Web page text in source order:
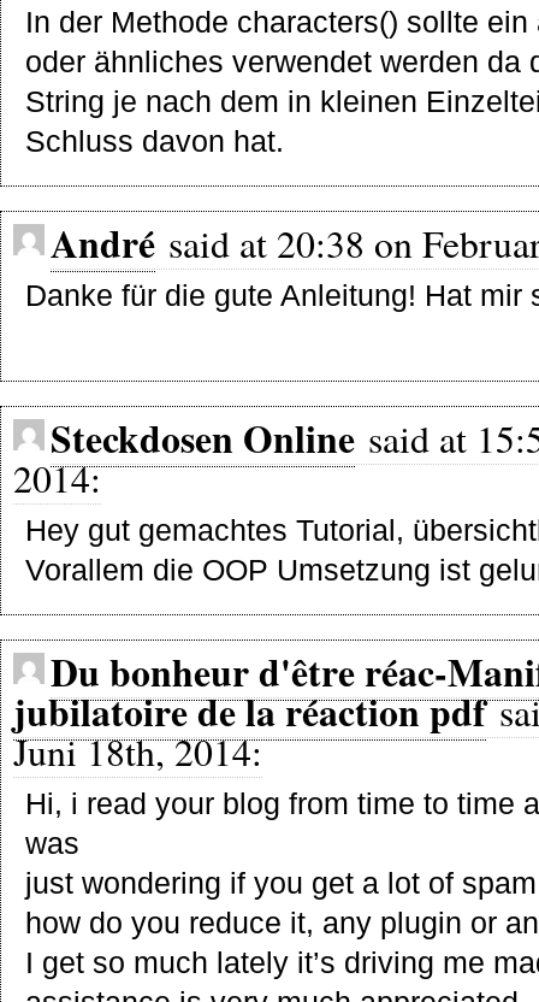
In der Methode characters() sollte
oder ähnliches verwendet werden da
String je nach dem in kleinen
Schluss davon hat.
André said at 20:38 on
Danke für die gute Anleitung! Hat mir
Steckdosen Online said at
2014:
Hey gut gemachtes Tutorial,
Vorallem die OOP Umsetzung ist
Du bonheur d'être réac-
jubilatoire de la réaction pdf
Juni 18th, 2014:
Hi, i read your blog from time to time
was
just wondering if you get a lot of
how do you reduce it, any plugin or
I get so much lately it’s driving me